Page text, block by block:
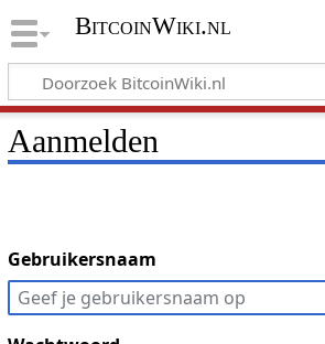
BitcoinWiki.nl
Aanmelden
Gebruikersnaam